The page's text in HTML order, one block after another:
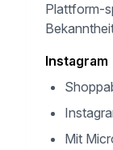
Plattform-
Instagram
Mit